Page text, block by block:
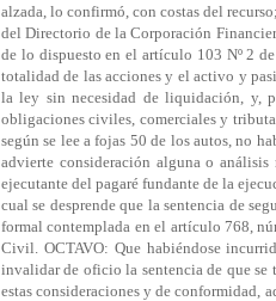
alzada, lo confirmó, con costas del
del Directorio de la Corporación
de lo dispuesto en el artículo 103 Nº 2
totalidad de las acciones y el activo y
la ley sin necesidad de liquidación, y,
obligaciones civiles, comerciales y
según se lee a fojas 50 de los autos, no
advierte consideración alguna o
ejecutante del pagaré fundante de la
cual se desprende que la sentencia de
formal contemplada en el artículo 768,
Civil. OCTAVO: Que habiéndose
invalidar de oficio la sentencia de que
estas consideraciones y de conformidad,